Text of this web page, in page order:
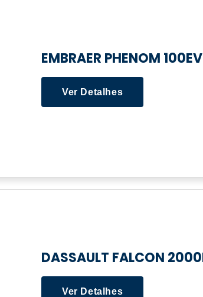
EMBRAER PHENOM
Ver Detalhes
DASSAULT FALCON
Ver Detalhes